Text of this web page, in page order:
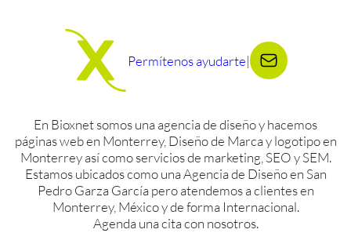
Permítenos ayudarte|
En Bioxnet somos una agencia de diseño y hacemos
páginas web en Monterrey, Diseño de Marca y logotipo en
Monterrey así como servicios de marketing, SEO y SEM.
Estamos ubicados como una Agencia de Diseño en San
Pedro Garza García pero atendemos a clientes en
Monterrey, México y de forma Internacional.
Agenda una cita con nosotros.